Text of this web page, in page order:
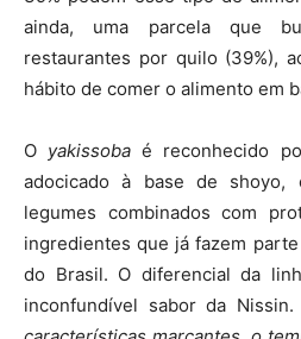
ainda, uma parcela que
restaurantes por quilo (39%),
hábito de comer o alimento em
O yakissoba é reconhecido
adocicado à base de
legumes combinados com
ingredientes que já fazem
do Brasil. O diferencial da
inconfundível sabor da Nissin.